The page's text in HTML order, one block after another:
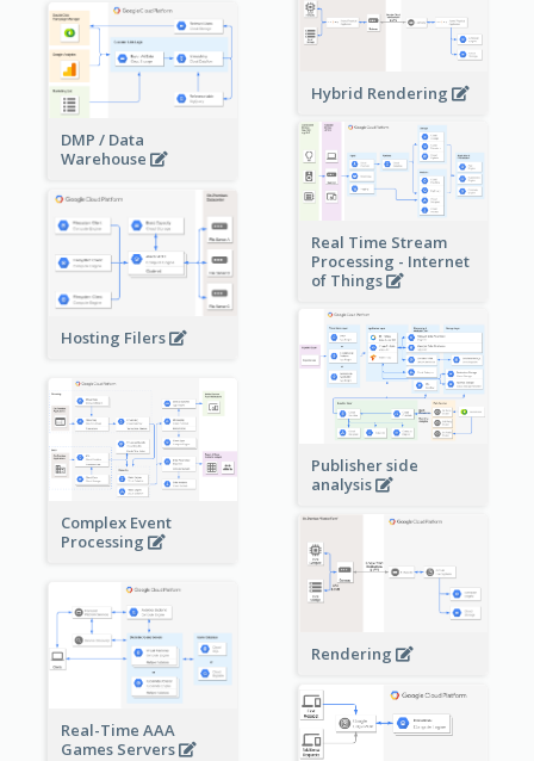
Hybrid Rendering
DMP / Data
Warehouse
Real Time Stream
Processing - Internet
of Things
Hosting Filers
Publisher side
analysis
Complex Event
Processing
Rendering
Real-Time AAA
Games Servers